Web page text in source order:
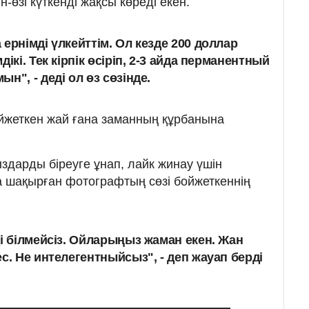
үлкейттім. Ол кезде 200 доллар
Тек кірпік өсіріп, 2-3 айда перманентный
- деді ол өз сөзінде.
жай ғана заманның құрбанына
біреуге ұнап, лайк жинау үшін
фотографтың сөзі бойжеткеннің
білмейсіз. Ойларыңыз жаман екен. Жан
Не интелегентныйсыз", - деп жауап берді